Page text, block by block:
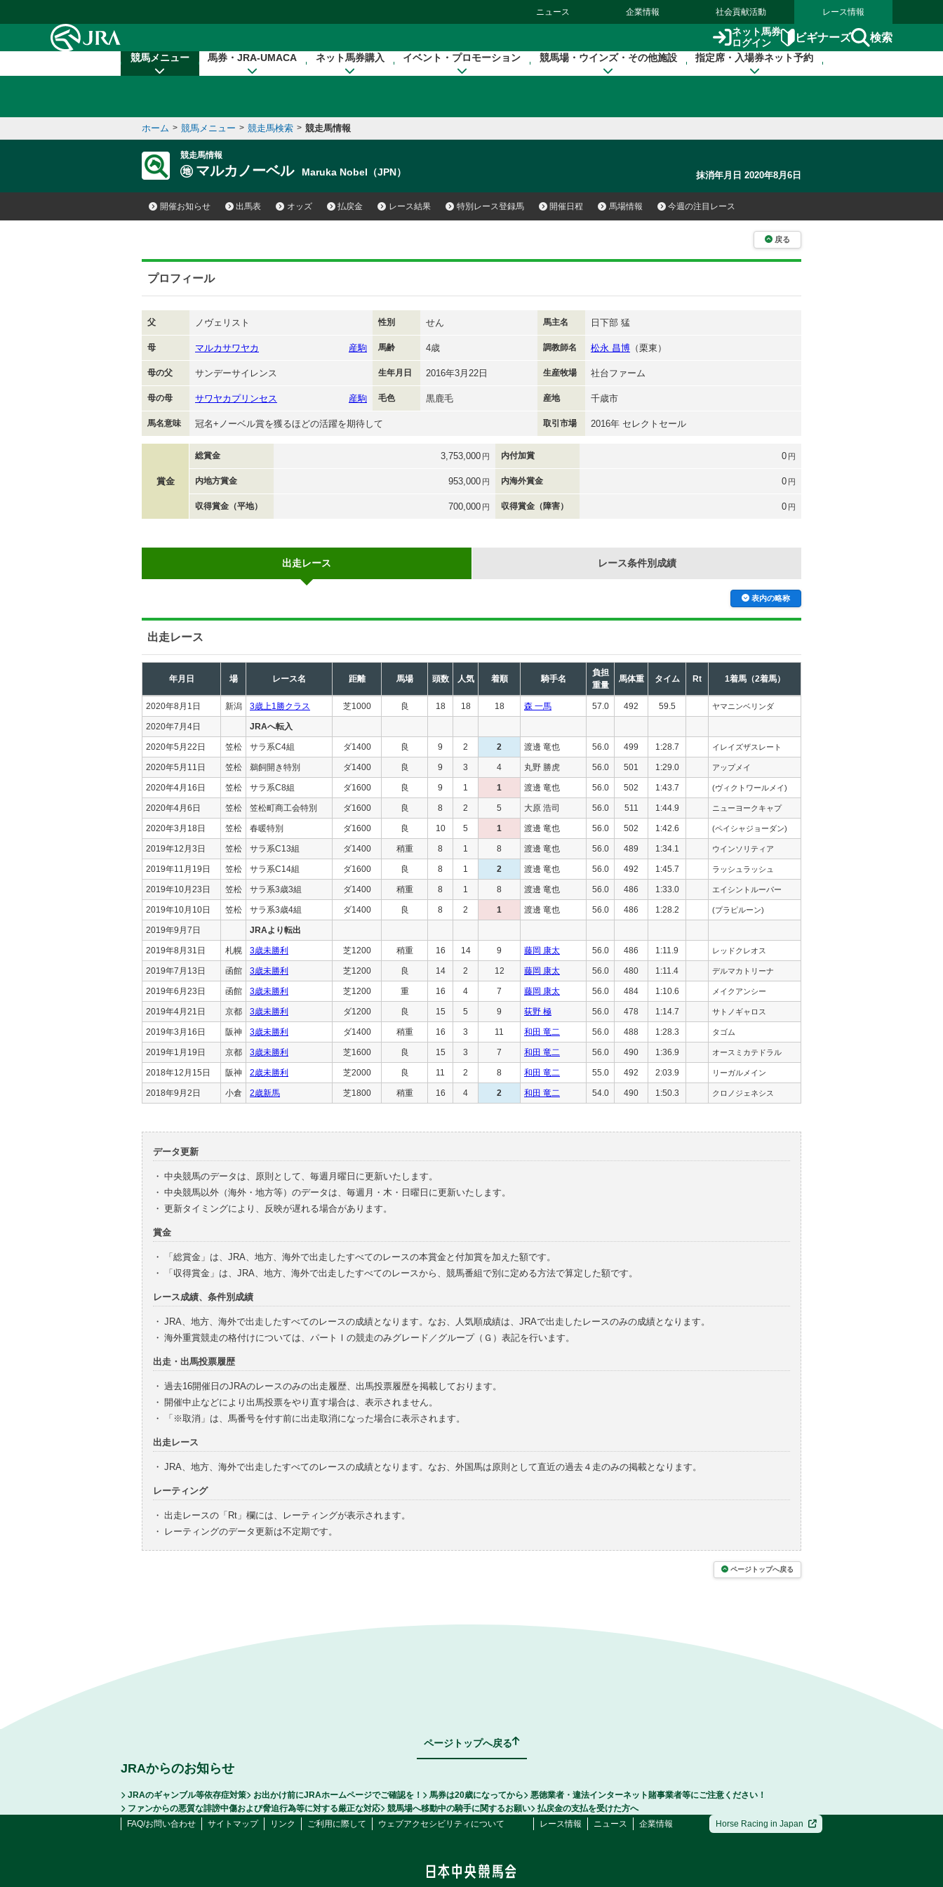
ニュース 企業情報 社会貢献活動 レース情報
ネット馬券
ログイン
ビギナーズ 検索
競馬メニュー 馬券・JRA-UMACA ネット馬券購入 イベント・プロモーション 競馬場・ウインズ・その他施設 指定席・入場券ネット予約
ホーム > 競馬メニュー > 競走馬検索 > 競走馬情報
競走馬情報
マルカノーベル Maruka Nobel（JPN） 抹消年月日 2020年8月6日
開催お知らせ 出馬表 オッズ 払戻金 レース結果 特別レース登録馬 開催日程 馬場情報 今週の注目レース
戻る
プロフィール
父 ノヴェリスト 性別 せん 馬主名 日下部 猛
母 マルカサワヤカ 産駒 馬齢 4歳 調教師名 松永 昌博 （栗東）
母の父 サンデーサイレンス 生年月日 2016年3月22日 生産牧場 社台ファーム
母の母 サワヤカプリンセス 産駒 毛色 黒鹿毛 産地 千歳市
馬名意味 冠名+ノーベル賞を獲るほどの活躍を期待して 取引市場 2016年 セレクトセール
賞金
総賞金 3,753,000 円 内付加賞 0 円
内地方賞金 953,000 円 内海外賞金 0 円
収得賞金（平地） 700,000 円 収得賞金（障害） 0 円
出走レース レース条件別成績
表内の略称
出走レース
年月日 場 レース名 距離 馬場 頭数 人気 着順 騎手名
負担
重量
馬体重 タイム Rt 1着馬（2着馬）
2020年8月1日 新潟 3歳上1勝クラス 芝1000 良 18 18 18 森 一馬 57.0 492 59.5 ヤマニンベリンダ
2020年7月4日 JRAへ転入
2020年5月22日 笠松 サラ系C4組 ダ1400 良 9 2 2 渡邊 竜也 56.0 499 1:28.7 イレイズザスレート
2020年5月11日 笠松 鵜飼開き特別 ダ1400 良 9 3 4 丸野 勝虎 56.0 501 1:29.0 アップメイ
2020年4月16日 笠松 サラ系C8組 ダ1600 良 9 1 1 渡邊 竜也 56.0 502 1:43.7 (ヴィクトワールメイ)
2020年4月6日 笠松 笠松町商工会特別 ダ1600 良 8 2 5 大原 浩司 56.0 511 1:44.9 ニューヨークキャプ
2020年3月18日 笠松 春暖特別 ダ1600 良 10 5 1 渡邊 竜也 56.0 502 1:42.6 (ペイシャジョーダン)
2019年12月3日 笠松 サラ系C13組 ダ1400 稍重 8 1 8 渡邊 竜也 56.0 489 1:34.1 ウインソリティア
2019年11月19日 笠松 サラ系C14組 ダ1600 良 8 1 2 渡邊 竜也 56.0 492 1:45.7 ラッシュラッシュ
2019年10月23日 笠松 サラ系3歳3組 ダ1400 稍重 8 1 8 渡邊 竜也 56.0 486 1:33.0 エイシントルーパー
2019年10月10日 笠松 サラ系3歳4組 ダ1400 良 8 2 1 渡邊 竜也 56.0 486 1:28.2 (プラピルーン)
2019年9月7日 JRAより転出
2019年8月31日 札幌 3歳未勝利 芝1200 稍重 16 14 9 藤岡 康太 56.0 486 1:11.9 レッドクレオス
2019年7月13日 函館 3歳未勝利 芝1200 良 14 2 12 藤岡 康太 56.0 480 1:11.4 デルマカトリーナ
2019年6月23日 函館 3歳未勝利 芝1200 重 16 4 7 藤岡 康太 56.0 484 1:10.6 メイクアンシー
2019年4月21日 京都 3歳未勝利 ダ1200 良 15 5 9 荻野 極 56.0 478 1:14.7 サトノギャロス
2019年3月16日 阪神 3歳未勝利 ダ1400 稍重 16 3 11 和田 竜二 56.0 488 1:28.3 タゴム
2019年1月19日 京都 3歳未勝利 芝1600 良 15 3 7 和田 竜二 56.0 490 1:36.9 オースミカテドラル
2018年12月15日 阪神 2歳未勝利 芝2000 良 11 2 8 和田 竜二 55.0 492 2:03.9 リーガルメイン
2018年9月2日 小倉 2歳新馬 芝1800 稍重 16 4 2 和田 竜二 54.0 490 1:50.3 クロノジェネシス
データ更新
・ 中央競馬のデータは、原則として、毎週月曜日に更新いたします。
・ 中央競馬以外（海外・地方等）のデータは、毎週月・木・日曜日に更新いたします。
・ 更新タイミングにより、反映が遅れる場合があります。
賞金
・
「総賞金」は、JRA、地方、海外で出走したすべてのレースの本賞金と付加賞を加えた額です。
・
「収得賞金」は、JRA、地方、海外で出走したすべてのレースから、競馬番組で別に定める方法で算定した額です。
レース成績、条件別成績
・ JRA、地方、海外で出走したすべてのレースの成績となります。なお、人気順成績は、JRAで出走したレースのみの成績となります。
・ 海外重賞競走の格付けについては、パートⅠの競走のみグレード／グループ（Ｇ）表記を行います。
出走・出馬投票履歴
・ 過去16開催日のJRAのレースのみの出走履歴、出馬投票履歴を掲載しております。
・ 開催中止などにより出馬投票をやり直す場合は、表示されません。
・
「※取消」は、馬番号を付す前に出走取消になった場合に表示されます。
出走レース
・ JRA、地方、海外で出走したすべてのレースの成績となります。なお、外国馬は原則として直近の過去４走のみの掲載となります。
レーティング
・ 出走レースの「Rt」欄には、レーティングが表示されます。
・
レーティングのデータ更新は不定期です。
ページトップへ戻る
ページトップへ戻る
JRAからのお知らせ
JRAのギャンブル等依存症対策 お出かけ前にJRAホームページでご確認を！ 馬券は20歳になってから
悪徳業者・違法インターネット賭事業者等にご注意ください！
ファンからの悪質な誹謗中傷および脅迫行為等に対する厳正な対応
競馬場へ移動中の騎手に関するお願い
払戻金の支払を受けた方へ
FAQ/お問い合わせ
サイトマップ リンク ご利用に際して ウェブアクセシビリティについて レース情報 ニュース 企業情報 Horse Racing in Japan